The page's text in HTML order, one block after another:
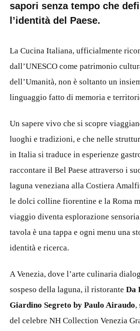
sapori senza tempo che
l’identità del Paese.
La Cucina Italiana, ufficialmente
dall’UNESCO come patrimonio
dell’Umanità, non è soltanto un
linguaggio fatto di memoria e
Un sapere vivo che si scopre
luoghi e tradizioni, e che nelle
in Italia si traduce in esperienze
raccontare il Bel Paese attraverso i
laguna veneziana alla Costiera
le dolci colline fiorentine e la Roma
viaggio diventa esplorazione
tavola è una tappa e ogni menu una
identità e ricerca.
A Venezia, dove l’arte culinaria
sospeso della laguna, il ristorante Da
Giardino Segreto by Paulo Airaudo,
del celebre NH Collection Venezia